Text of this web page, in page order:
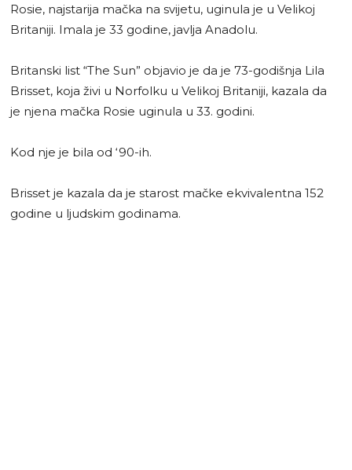
Rosie, najstarija mačka na svijetu, uginula je u Velikoj
Britaniji. Imala je 33 godine, javlja Anadolu.
Britanski list “The Sun” objavio je da je 73-godišnja Lila
Brisset, koja živi u Norfolku u Velikoj Britaniji, kazala da
je njena mačka Rosie uginula u 33. godini.
Kod nje je bila od ‘90-ih.
Brisset je kazala da je starost mačke ekvivalentna 152
godine u ljudskim godinama.